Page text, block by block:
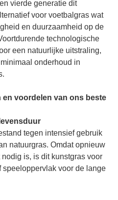
vierde generatie dit
voor voetbalgras wat
en duurzaamheid op de
technologische
een natuurlijke uitstraling,
onderhoud in
en voordelen van ons beste
tegen intensief gebruik
natuurgras. Omdat opnieuw
is, is dit kunstgras voor
speeloppervlak voor de lange